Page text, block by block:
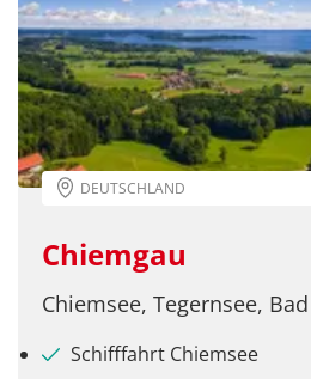
DEUTSCHLAND
Chiemgau
Chiemsee, Tegernsee,
Schifffahrt Chiemsee